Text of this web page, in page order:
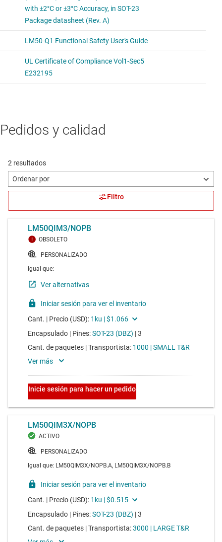
TMP300-Q1
Interruptor de temperatura y sensor de salida analógica de
Temperature switch with both analog and comparator
supporting voltage range (1.8 to 18V).
Pedidos y calidad